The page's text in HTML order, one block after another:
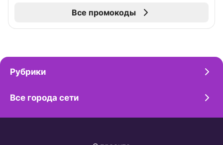
Все промокоды
Рубрики
Все города сети